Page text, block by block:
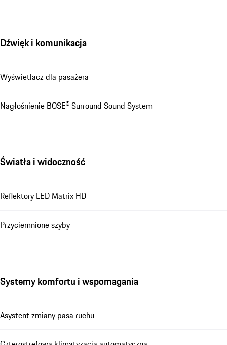
Dźwięk i komunikacja
Wyświetlacz dla pasażera
Nagłośnienie BOSE® Surround Sound System
Światła i widoczność
Reflektory LED Matrix HD
Przyciemnione szyby
Systemy komfortu i wspomagania
Asystent zmiany pasa ruchu